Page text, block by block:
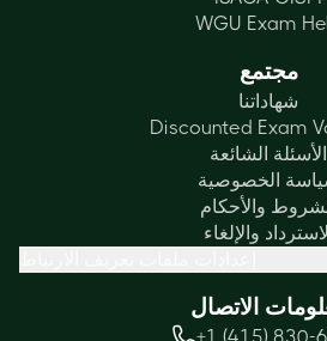
WGU Exam
مجتمع
شهاداتنا
Discounted Exam
الأسئلة الشائعة
الخصوصية
والأحكام
الاسترداد والإلغاء
الاتصال